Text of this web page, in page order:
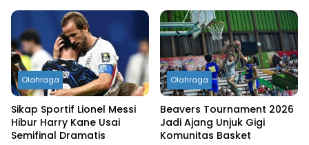
Olahraga
Sikap Sportif Lionel Messi
Hibur Harry Kane Usai
Semifinal Dramatis
Olahraga
Beavers Tournament 2026
Jadi Ajang Unjuk Gigi
Komunitas Basket